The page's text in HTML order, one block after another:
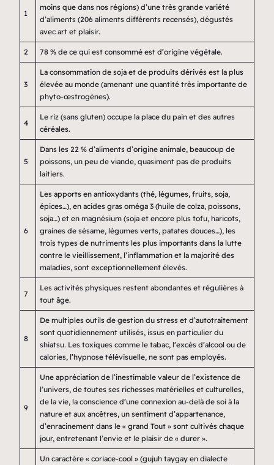
1
moins que dans nos régions) d’une très grande variété
d’aliments (206 aliments différents recensés), dégustés
avec art et plaisir.
2 78 % de ce qui est consommé est d’origine végétale.
3
La consommation de soja et de produits dérivés est la plus
élevée au monde (amenant une quantité très importante de
phyto-œstrogènes).
4
Le riz (sans gluten) occupe la place du pain et des autres
céréales.
5
Dans les 22 % d’aliments d’origine animale, beaucoup de
poissons, un peu de viande, quasiment pas de produits
laitiers.
6
Les apports en antioxydants (thé, légumes, fruits, soja,
épices…), en acides gras oméga 3 (huile de colza, poissons,
soja…) et en magnésium (soja et encore plus tofu, haricots,
graines de sésame, légumes verts, patates douces…), les
trois types de nutriments les plus importants dans la lutte
contre le vieillissement, l’inflammation et la majorité des
maladies, sont exceptionnellement élevés.
7
Les activités physiques restent abondantes et régulières à
tout âge.
8
De multiples outils de gestion du stress et d’autotraitement
sont quotidiennement utilisés, issus en particulier du
shiatsu. Les toxiques comme le tabac, l’excès d’alcool ou de
calories, l’hypnose télévisuelle, ne sont pas employés.
9
Une appréciation de l’inestimable valeur de l’existence de
l’univers, de toutes ses richesses matérielles et culturelles,
de la vie, la conscience d’une connexion au-delà de soi à la
nature et aux ancêtres, un sentiment d’appartenance,
d’enracinement dans le « grand Tout » sont cultivés chaque
jour, entretenant l’envie et le plaisir de « durer ».
Un caractère « coriace-cool » (gujuh taygay en dialecte